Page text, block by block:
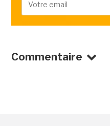
Commentaire